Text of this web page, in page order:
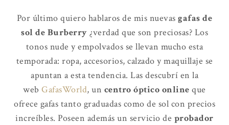
Por último quiero hablaros de mis nuevas gafas de
sol de Burberry ¿verdad que son preciosas? Los
tonos nude y empolvados se llevan mucho esta
temporada: ropa, accesorios, calzado y maquillaje se
apuntan a esta tendencia. Las descubrí en la
webGafasWorld, un centro óptico online que
ofrece gafas tanto graduadas como de sol con precios
increíbles. Poseen además un servicio de probador